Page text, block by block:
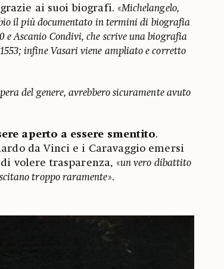
ai suoi biografi. «Michelangelo,
il più documentato in termini di biografia
e Ascanio Condivi, che scrive una biografia
infine Vasari viene ampliato e corretto
del genere, avrebbero sicuramente avuto
aperto a essere smentito.
da Vinci e i Caravaggio emersi
volere trasparenza, «un vero dibattito
troppo raramente».